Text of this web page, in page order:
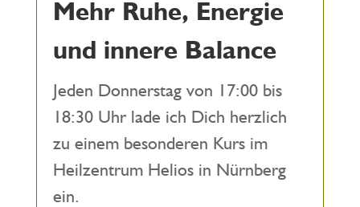
Mehr Ruhe, Energie
und innere Balance
Jeden Donnerstag von 17:00 bis
18:30 Uhr lade ich Dich herzlich
zu einem besonderen Kurs im
Heilzentrum Helios in Nürnberg
ein.